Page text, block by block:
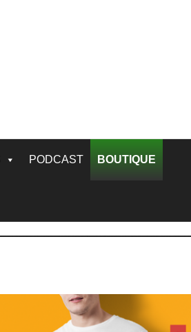
PODCAST BOUTIQUE